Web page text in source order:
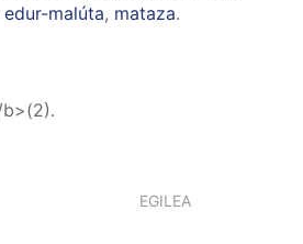
edur-malúta, mataza.
EGILEA